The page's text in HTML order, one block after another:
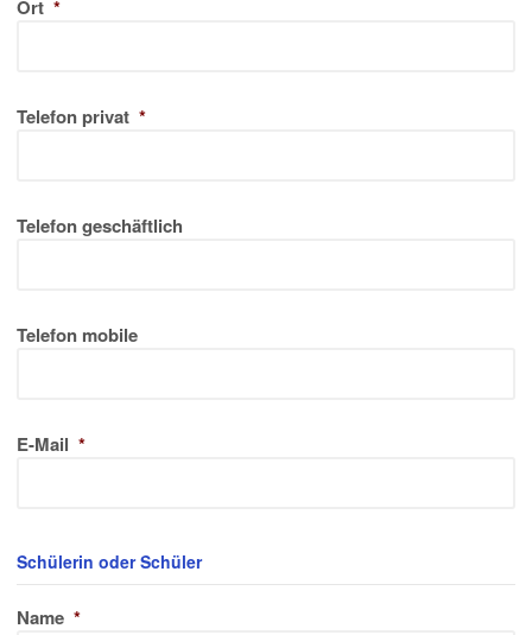
Ort *
Telefon privat *
Telefon geschäftlich
Telefon mobile
E-Mail *
Schülerin oder Schüler
Name *